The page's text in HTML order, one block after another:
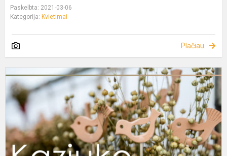
Paskelbta: 2021-03-06
Kategorija: Kvietimai
Plačiau